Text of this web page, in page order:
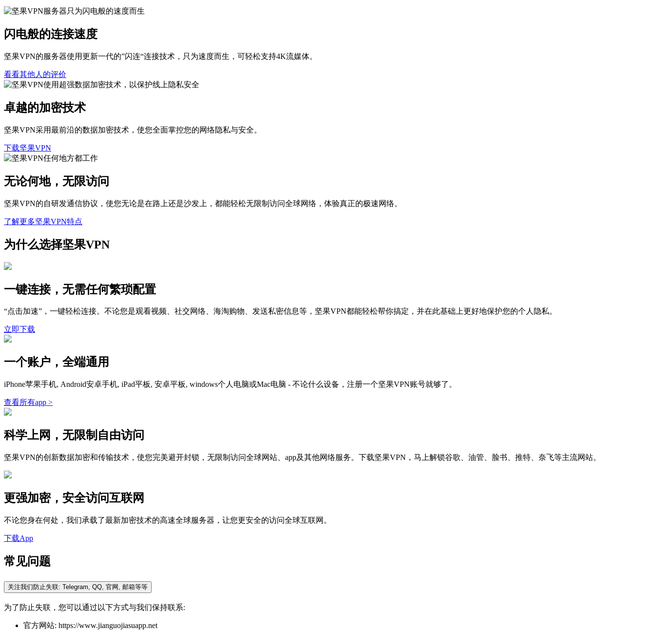
闪电般的连接速度
坚果VPN的服务器使用更新一代的”闪连“连接技术，只为速度而生，可轻松支持4K流媒体。
看看其他人的评价
卓越的加密技术
坚果VPN采用最前沿的数据加密技术，使您全面掌控您的网络隐私与安全。
下载坚果VPN
无论何地，无限访问
坚果VPN的自研发通信协议，使您无论是在路上还是沙发上，都能轻松无限制访问全球网络，体验真正的极速网络。
了解更多坚果VPN特点
为什么选择坚果VPN
一键连接，无需任何繁琐配置
“点击加速”，一键轻松连接。不论您是观看视频、社交网络、海淘购物、发送私密信息等，坚果VPN都能轻松帮你搞定，并在此基础上更好地保护您的个人隐私。
立即下载
一个账户，全端通用
iPhone苹果手机, Android安卓手机, iPad平板, 安卓平板, windows个人电脑或Mac电脑 - 不论什么设备，注册一个坚果VPN账号就够了。
查看所有app >
科学上网，无限制自由访问
坚果VPN的创新数据加密和传输技术，使您完美避开封锁，无限制访问全球网站、app及其他网络服务。下载坚果VPN，马上解锁谷歌、油管、脸书、推特、奈飞等主流网站。
更强加密，安全访问互联网
不论您身在何处，我们承载了最新加密技术的高速全球服务器，让您更安全的访问全球互联网。
下载App
常见问题
关注我们防止失联: Telegram, QQ, 官网, 邮箱等等
为了防止失联，您可以通过以下方式与我们保持联系:
官方网站: https://www.jianguojiasuapp.net